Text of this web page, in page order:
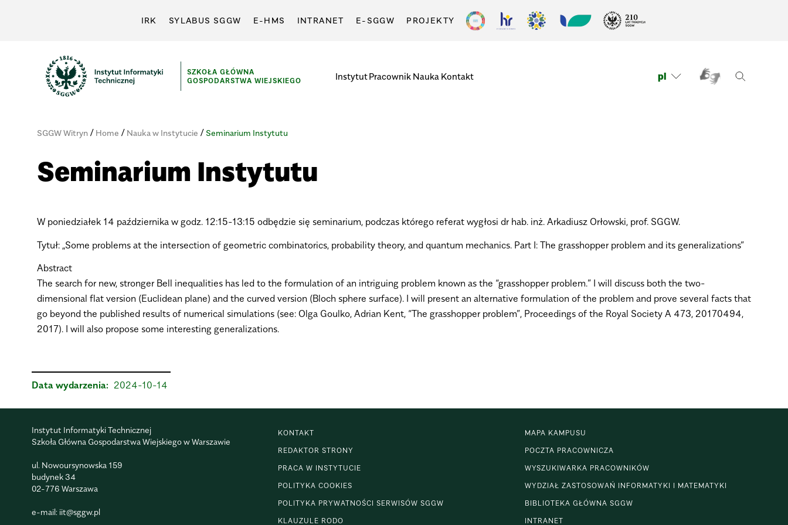
IRK SYLABUS SGGW E-HMS INTRANET E-SGGW PROJEKTY
SZKOŁA GŁÓWNA
GOSPODARSTWA WIEJSKIEGO
InstytutPracownik Nauka Kontakt pl
SGGW Witryn/ Home / Nauka w Instytucie / Seminarium Instytutu
Seminarium Instytutu
W poniedziałek 14 października w godz. 12:15-13:15 odbędzie się seminarium, podczas którego referat wygłosi dr hab. inż. Arkadiusz Orłowski, prof. SGGW.
Tytuł: „Some problems at the intersection of geometric combinatorics, probability theory, and quantum mechanics. Part I: The grasshopper problem and its generalizations”
Abstract
The search for new, stronger Bell inequalities has led to the formulation of an intriguing problem known as the “grasshopper problem.” I will discuss both the two-
dimensional flat version (Euclidean plane) and the curved version (Bloch sphere surface). I will present an alternative formulation of the problem and prove several facts that
go beyond the published results of numerical simulations (see: Olga Goulko, Adrian Kent, “The grasshopper problem”, Proceedings of the Royal Society A 473, 20170494,
2017). I will also propose some interesting generalizations.
Data wydarzenia: 2024-10-14
Instytut Informatyki Technicznej
Szkoła Główna Gospodarstwa Wiejskiego w Warszawie
ul. Nowoursynowska 159
budynek 34
02-776 Warszawa
e-mail: iit@sggw.pl
KONTAKT
REDAKTOR STRONY
PRACA W INSTYTUCIE
POLITYKA COOKIES
POLITYKA PRYWATNOŚCI SERWISÓW SGGW
KLAUZULE RODO
MAPA KAMPUSU
POCZTA PRACOWNICZA
WYSZUKIWARKA PRACOWNIKÓW
WYDZIAŁ ZASTOSOWAŃ INFORMATYKI I MATEMATYKI
BIBLIOTEKA GŁÓWNA SGGW
INTRANET